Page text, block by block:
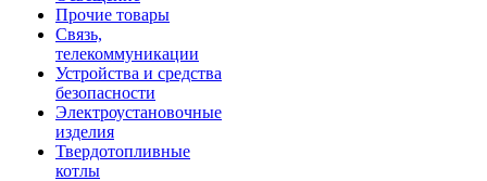
Прочие товары
Связь,
телекоммуникации
Устройства и средства
безопасности
Электроустановочные
изделия
Твердотопливные
котлы